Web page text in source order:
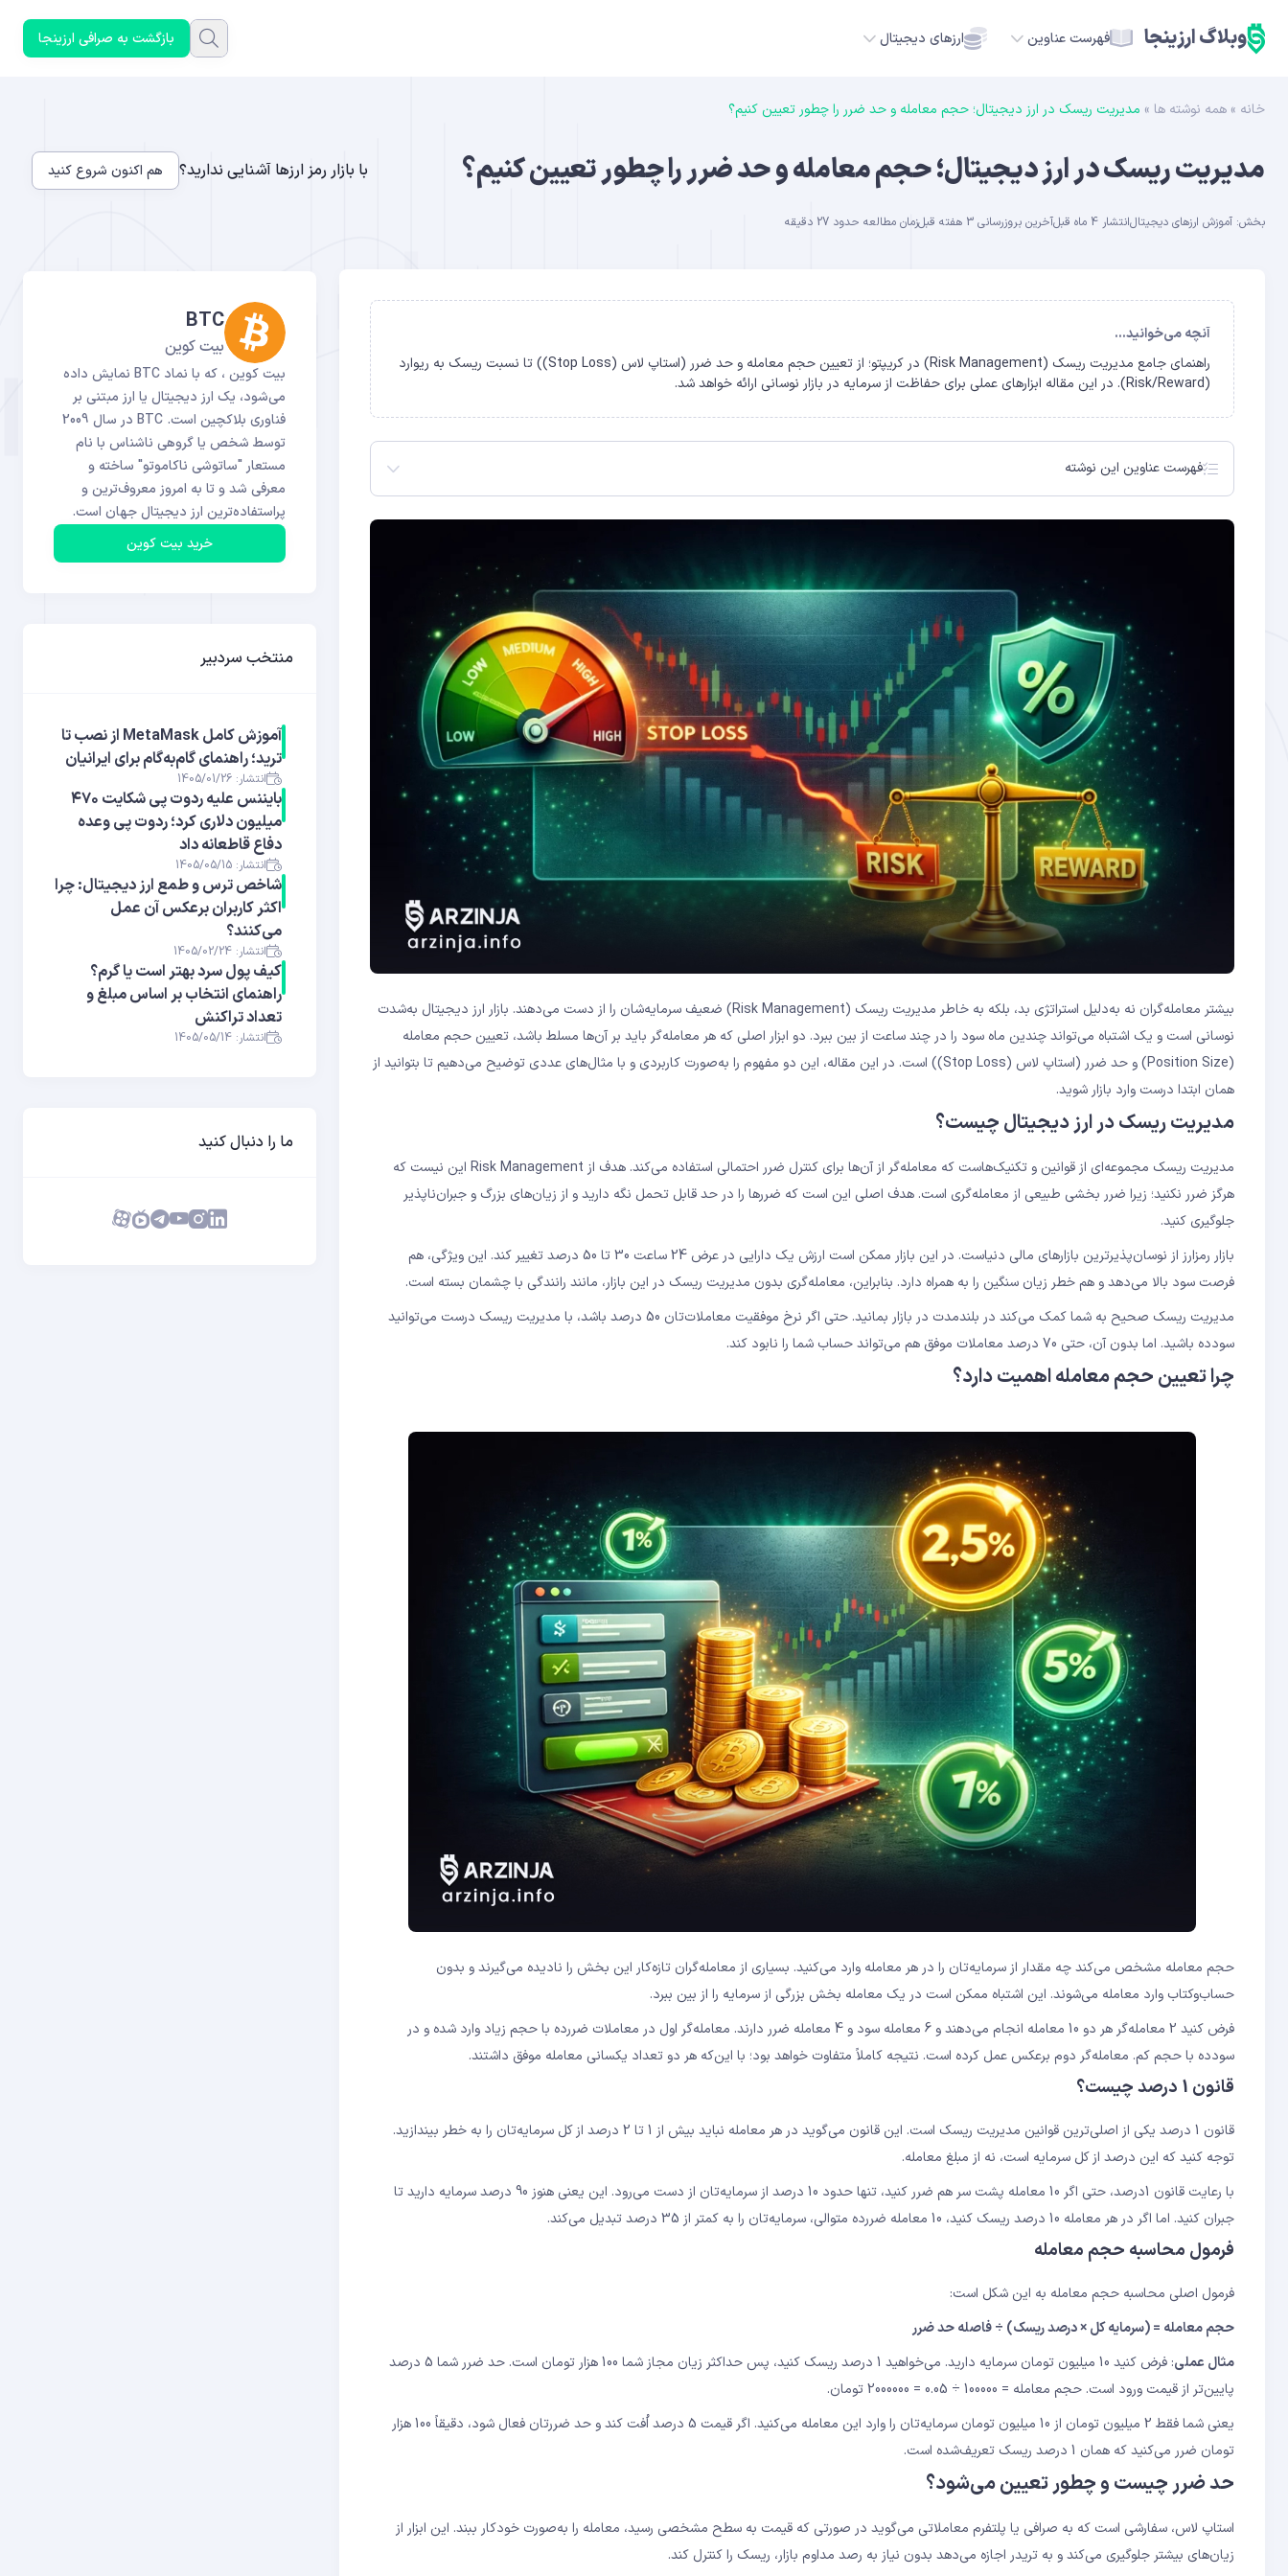
وبلاگ ارزینجا فهرست عناوین ارزهای دیجیتال
ADA
بازگشت به صرافی ارزینجا
خانه » همه نوشته ها » مدیریت ریسک در ارز دیجیتال؛ حجم معامله و حد ضرر را چطور تعیین کنیم؟
مدیریت ریسک در ارز دیجیتال؛ حجم معامله و حد ضرر را چطور تعیین کنیم؟ با بازار رمز ارزها آشنایی ندارید؟ هم اکنون شروع کنید
بخش: آموزش ارزهای دیجیتالانتشار 4 ماه قبل آخرین بروزرسانی 3 هفته قبل زمان مطالعه حدود 27 دقیقه
آنچه می‌خوانید...
راهنمای جامع مدیریت ریسک (Risk Management) در کریپتو؛ از تعیین حجم معامله و حد ضرر (استاپ لاس (Stop Loss)) تا نسبت ریسک به ریوارد
(Risk/Reward). در این مقاله ابزارهای عملی برای حفاظت از سرمایه در بازار نوسانی ارائه خواهد شد.
فهرست عناوین این نوشته
چرا تعیین حجم معامله اهمیت دارد؟
اشتباهات رایج در Risk Management که باید از آن‌ها پرهیز کنید
چک‌لیست مدیریت ریسک قبل از هر معامله
فرمول محاسبه حجم معامله
انواع حد ضرر
روش‌های تعیین حد ضرر دقیق
سوالات متداول
بیشتر معامله‌گران نه به‌دلیل استراتژی بد، بلکه به‌ خاطر مدیریت ریسک (Risk Management) ضعیف سرمایه‌شان را از دست می‌دهند. بازار ارز دیجیتال به‌شدت
نوسانی است و یک اشتباه می‌تواند چندین ماه سود را در چند ساعت از بین ببرد. دو ابزار اصلی که هر معامله‌گر باید بر آن‌ها مسلط باشد، تعیین حجم معامله
(Position Size) و حد ضرر (استاپ لاس (Stop Loss)) است. در این مقاله، این دو مفهوم را به‌صورت کاربردی و با مثال‌های عددی توضیح می‌دهیم تا بتوانید از
همان ابتدا درست وارد بازار شوید.
مدیریت ریسک در ارز دیجیتال چیست؟
مدیریت ریسک مجموعه‌ای از قوانین و تکنیک‌هاست که معامله‌گر از آن‌ها برای کنترل ضرر احتمالی استفاده می‌کند. هدف از Risk Management این نیست که
هرگز ضرر نکنید؛ زیرا ضرر بخشی طبیعی از معامله‌گری است. هدف اصلی این است که ضررها را در حد قابل تحمل نگه دارید و از زیان‌های بزرگ و جبران‌ناپذیر
جلوگیری کنید.
بازار رمزارز از نوسان‌پذیرترین بازارهای مالی دنیاست. در این بازار ممکن است ارزش یک دارایی در عرض 24 ساعت 30 تا 50 درصد تغییر کند. این ویژگی، هم
فرصت سود بالا می‌دهد و هم خطر زیان سنگین را به همراه دارد. بنابراین، معامله‌گری بدون مدیریت ریسک در این بازار، مانند رانندگی با چشمان بسته است.
مدیریت ریسک صحیح به شما کمک می‌کند در بلندمدت در بازار بمانید. حتی اگر نرخ موفقیت معاملات‌تان 50 درصد باشد، با مدیریت ریسک درست می‌توانید
سودده باشید. اما بدون آن، حتی 70 درصد معاملات موفق هم می‌تواند حساب شما را نابود کند.
چرا تعیین حجم معامله اهمیت دارد؟
حجم معامله مشخص می‌کند چه مقدار از سرمایه‌تان را در هر معامله وارد می‌کنید. بسیاری از معامله‌گران تازه‌کار این بخش را نادیده می‌گیرند و بدون
حساب‌وکتاب وارد معامله می‌شوند. این اشتباه ممکن است در یک معامله بخش بزرگی از سرمایه را از بین ببرد.
فرض کنید 2 معامله‌گر هر دو 10 معامله انجام می‌دهند و 6 معامله سود و 4 معامله ضرر دارند. معامله‌گر اول در معاملات ضررده با حجم زیاد وارد شده و در
سودده با حجم کم. معامله‌گر دوم برعکس عمل کرده است. نتیجه کاملاً متفاوت خواهد بود؛ با این‌که هر دو تعداد یکسانی معامله موفق داشتند.
قانون 1 درصد چیست؟
قانون 1 درصد یکی از اصلی‌ترین قوانین مدیریت ریسک است. این قانون می‌گوید در هر معامله نباید بیش از 1 تا 2 درصد از کل سرمایه‌تان را به خطر بیندازید.
توجه کنید که این درصد از کل سرمایه است، نه از مبلغ معامله.
با رعایت قانون 1درصد، حتی اگر 10 معامله پشت سر هم ضرر کنید، تنها حدود 10 درصد از سرمایه‌تان از دست می‌رود. این یعنی هنوز 90 درصد سرمایه دارید تا
جبران کنید. اما اگر در هر معامله 10 درصد ریسک کنید، 10 معامله ضررده متوالی، سرمایه‌تان را به کمتر از 35 درصد تبدیل می‌کند.
فرمول محاسبه حجم معامله
فرمول اصلی محاسبه حجم معامله به این شکل است:
حجم معامله = (سرمایه کل × درصد ریسک) ÷ فاصله حد ضرر
مثال عملی
: فرض کنید 10 میلیون تومان سرمایه دارید. می‌خواهید 1 درصد ریسک کنید، پس حداکثر زیان مجاز شما 100 هزار تومان است. حد ضرر شما 5 درصد
پایین‌تر از قیمت ورود است. حجم معامله = 100000 ÷ 0.05 = 2000000 تومان.
یعنی شما فقط 2 میلیون تومان از 10 میلیون تومان سرمایه‌تان را وارد این معامله می‌کنید. اگر قیمت 5 درصد اُفت کند و حد ضررتان فعال شود، دقیقاً 100 هزار
تومان ضرر می‌کنید که همان 1 درصد ریسک تعریف‌شده است.
حد ضرر چیست و چطور تعیین می‌شود؟
استاپ لاس، سفارشی است که به صرافی یا پلتفرم معاملاتی می‌گوید در صورتی که قیمت به سطح مشخصی رسید، معامله را به‌صورت خودکار ببند. این ابزار از
زیان‌های بیشتر جلوگیری می‌کند و به تریدر اجازه می‌دهد بدون نیاز به رصد مداوم بازار، ریسک را کنترل کند.
BTC
بیت کوین
بیت کوین ، که با نماد BTC نمایش داده
می‌شود، یک ارز دیجیتال یا ارز مبتنی بر
فناوری بلاکچین است. BTC در سال 2009
توسط شخص یا گروهی ناشناس با نام
مستعار "ساتوشی ناکاموتو" ساخته و
معرفی شد و تا به امروز معروف‌ترین و
پراستفاده‌ترین ارز دیجیتال جهان است.
خرید بیت کوین
منتخب سردبیر
آموزش کامل MetaMask از نصب تا
ترید؛ راهنمای گام‌به‌گام برای ایرانیان
انتشار: 1405/01/26
بایننس علیه ردوت پی شکایت ۴۷۰
میلیون دلاری کرد؛ ردوت پی وعده
دفاع قاطعانه داد
انتشار: 1405/05/15
شاخص ترس و طمع ارز دیجیتال: چرا
اکثر کاربران برعکس آن عمل
می‌کنند؟
انتشار: 1405/02/24
کیف پول سرد بهتر است یا گرم؟
راهنمای انتخاب بر اساس مبلغ و
تعداد تراکنش
انتشار: 1405/05/14
ما را دنبال کنید